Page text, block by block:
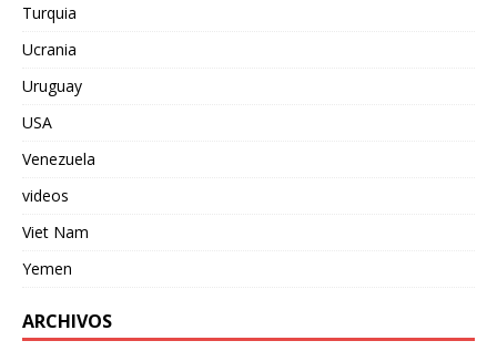
Turquia
Ucrania
Uruguay
USA
Venezuela
videos
Viet Nam
Yemen
ARCHIVOS